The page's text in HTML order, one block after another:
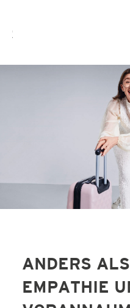
ANDERS
EMPATHIE